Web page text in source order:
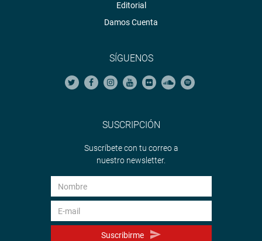
Editorial
Damos Cuenta
SÍGUENOS
SUSCRIPCIÓN
Suscríbete con tu correo a
nuestro newsletter.
Suscribirme